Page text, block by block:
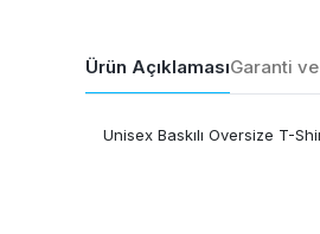
Ürün AçıklamasıGaranti
Unisex Baskılı Oversize T-